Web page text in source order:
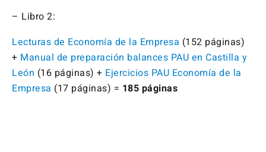
– Libro 2:
Lecturas de Economía de la Empresa (152 páginas)
+ Manual de preparación balances PAU en Castilla y
León (16 páginas) + Ejercicios PAU Economía de la
Empresa (17 páginas) = 185 páginas